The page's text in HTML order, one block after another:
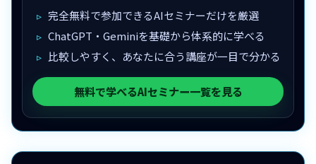
完全無料で参加できるAIセミナーだけを厳選
ChatGPT・Geminiを基礎から体系的に学べる
比較しやすく、あなたに合う講座が一目で分かる
無料で学べるAIセミナー一覧を見る